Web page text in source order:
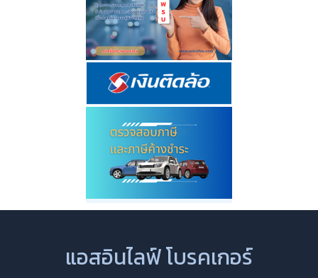
แอสอินไลฟ์ โบรคเกอร์